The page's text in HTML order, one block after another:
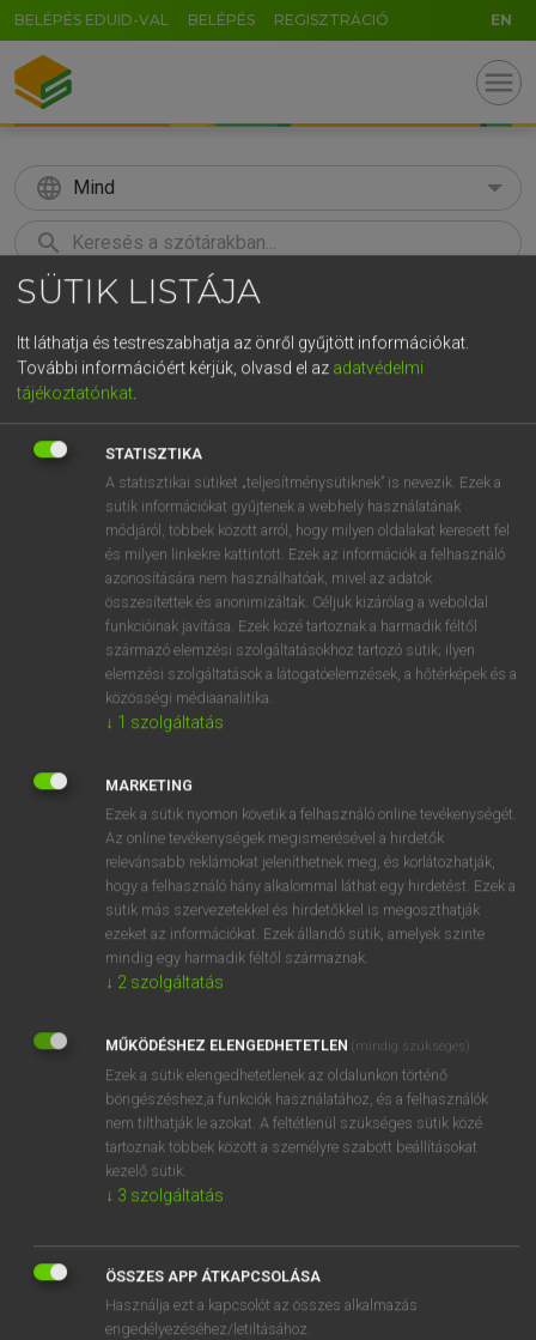
BELÉPÉS EDUID-VAL BELÉPÉS REGISZTRÁCIÓ EN
menu
language Mind
search
KERESÉS
Európai uniós terminológiai szótár
VAN ELŐFIZETÉSED?
Van előfizetésem a teljes szócikk megtekintéséhez.
BELÉPÉS
NINCS ELŐFIZETÉSED?
Nincs regisztrációm és előfizetésem. A szótár 2 órás,
díjmentes próbaverziójának elindításához regisztrálok és
belépek.
REGISZTRÁCIÓ
EURÓPAI UNIÓS TERMINOLÓGIAI SZÓTÁR
Kapcsolódó anyagok
Standardbeschluss
standard buffer solution
standard calomel reference electrode
SÜTIK LISTÁJA
Itt láthatja és testreszabhatja az önről gyűjtött információkat.
További információért kérjük, olvasd el az adatvédelmi
tájékoztatónkat.
STATISZTIKA
A statisztikai sütiket „teljesítménysütiknek” is nevezik. Ezek a
sütik információkat gyűjtenek a webhely használatának
módjáról, többek között arról, hogy milyen oldalakat keresett fel
és milyen linkekre kattintott. Ezek az információk a felhasználó
azonosítására nem használhatóak, mivel az adatok
összesítettek és anonimizáltak. Céljuk kizárólag a weboldal
funkcióinak javítása. Ezek közé tartoznak a harmadik féltől
származó elemzési szolgáltatásokhoz tartozó sütik; ilyen
elemzési szolgáltatások a látogatóelemzések, a hőtérképek és a
közösségi médiaanalitika.
↓ 1 szolgáltatás
MARKETING
Ezek a sütik nyomon követik a felhasználó online tevékenységét.
Az online tevékenységek megismerésével a hirdetők
relevánsabb reklámokat jeleníthetnek meg, és korlátozhatják,
hogy a felhasználó hány alkalommal láthat egy hirdetést. Ezek a
sütik más szervezetekkel és hirdetőkkel is megoszthatják
ezeket az információkat. Ezek állandó sütik, amelyek szinte
mindig egy harmadik féltől származnak.
↓ 2 szolgáltatás
MŰKÖDÉSHEZ ELENGEDHETETLEN (mindig szükséges)
Ezek a sütik elengedhetetlenek az oldalunkon történő
böngészéshez,a funkciók használatához, és a felhasználók
nem tilthatják le azokat. A feltétlenül szükséges sütik közé
tartoznak többek között a személyre szabott beállításokat
kezelő sütik.
↓ 3 szolgáltatás
ÖSSZES APP ÁTKAPCSOLÁSA
Használja ezt a kapcsolót az összes alkalmazás
engedélyezéséhez/letiltásához.
GR
t z u i o p
g h j k l é á ű Ω
n m , . AltGr